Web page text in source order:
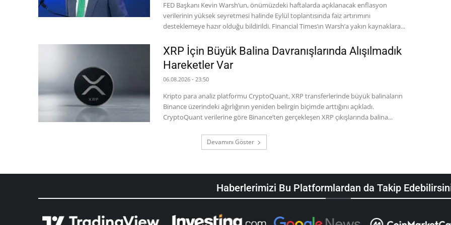
FED Başkanı Kevin Warsh’un, önümüzdeki haftalarda açıklanacak enflasyon
verilerinin yüksek seyretmesi halinde Eylül toplantısında faiz artırımını
desteklemeye hazır olduğu bildirildi. Financial Times’ın Warsh’a yakın kaynaklara...
XRP İçin Büyük Balina Davranışlarında Alışılmadık
Hareketler Var
06.08.2026 - 23:50
Kripto para analiz platformu CryptoQuant, XRP transferlerinde büyük balinaların
Binance üzerindeki ağırlığının yeniden belirgin biçimde arttığını açıkladı.
CryptoQuant verilerine göre Binance’ten gerçekleşen XRP çıkışlarında balina...
Devamını Göster
Haberlerimizi Bu Platformlardan da Takip